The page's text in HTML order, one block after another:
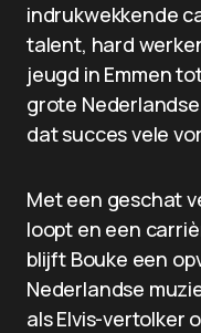
indrukwekkende
talent, hard
jeugd in Emmen
grote
dat succes vele
Met een geschat
loopt en een
blijft Bouke een
Nederlandse
als Elvis-vertolker